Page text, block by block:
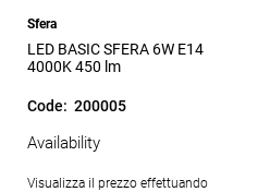
Sfera
LED BASIC SFERA 6W E14
4000K 450 lm
Code: 200005
Availability
Visualizza il prezzo effettuando